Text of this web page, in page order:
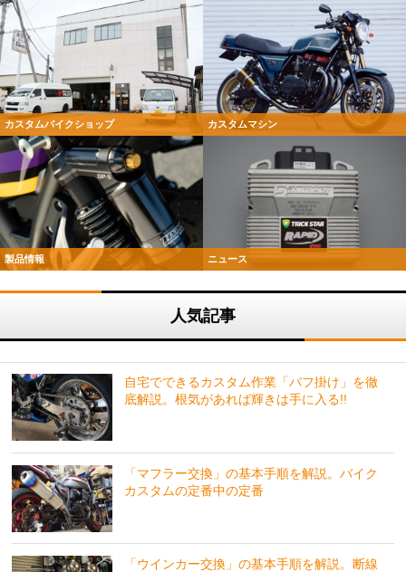
カスタムバイクショップ カスタムマシン
製品情報 ニュース
人気記事
自宅でできるカスタム作業「バフ掛け」を徹
底解説。根気があれば輝きは手に入る!!
「マフラー交換」の基本手順を解説。バイク
カスタムの定番中の定番
「ウインカー交換」の基本手順を解説。断線